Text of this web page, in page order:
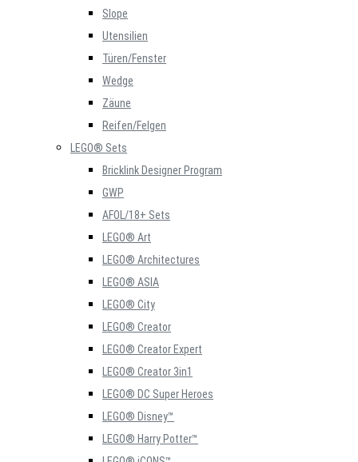
Slope
Utensilien
Türen/Fenster
Wedge
Zäune
Reifen/Felgen
LEGO® Sets
Bricklink Designer Program
GWP
AFOL/18+ Sets
LEGO® Art
LEGO® Architectures
LEGO® ASIA
LEGO® City
LEGO® Creator
LEGO® Creator Expert
LEGO® Creator 3in1
LEGO® DC Super Heroes
LEGO® Disney™
LEGO® Harry Potter™